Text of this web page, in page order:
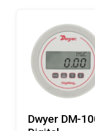
Dwyer DM-